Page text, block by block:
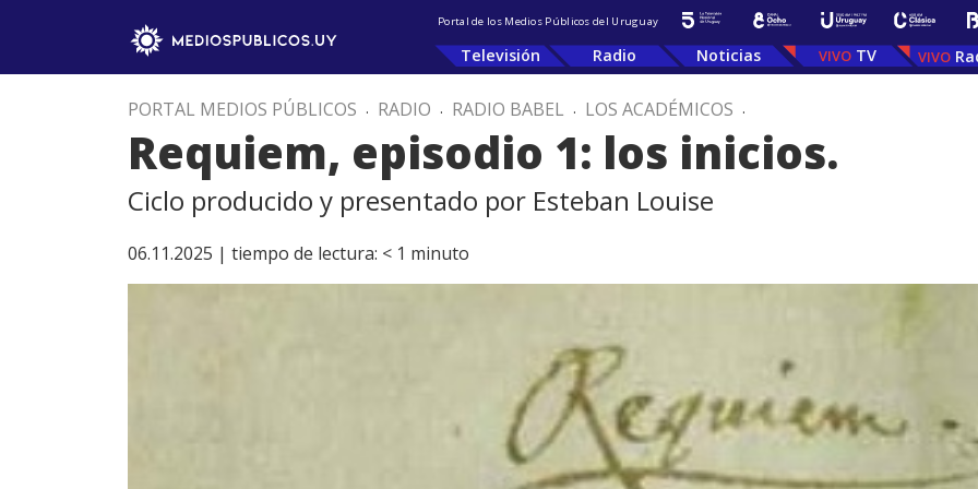
Portal de los Medios Públicos del Uruguay
Televisión Radio Noticias TV
PORTAL MEDIOS PÚBLICOS . RADIO . RADIO BABEL . LOS ACADÉMICOS .
Requiem, episodio 1: los inicios.
Ciclo producido y presentado por Esteban Louise
06.11.2025 | tiempo de lectura: < 1 minuto